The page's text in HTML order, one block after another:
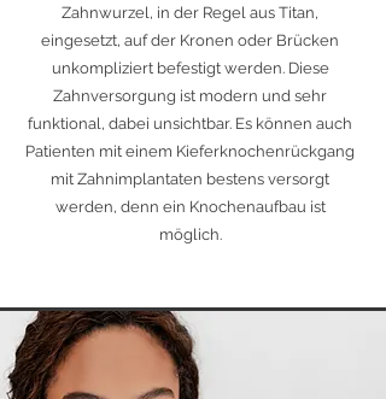
Zahnwurzel, in der Regel aus Titan,
eingesetzt, auf der Kronen oder Brücken
unkompliziert befestigt werden. Diese
Zahnversorgung ist modern und sehr
funktional, dabei unsichtbar. Es können auch
Patienten mit einem Kieferknochenrückgang
mit Zahnimplantaten bestens versorgt
werden, denn ein Knochenaufbau ist
möglich.